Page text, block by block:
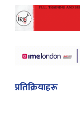
प्रतिक्रियाहरू